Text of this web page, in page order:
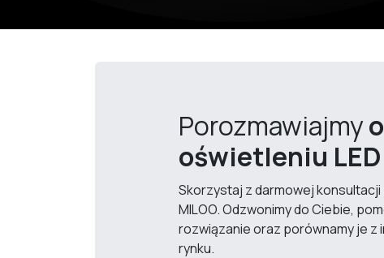
Porozmawiajmy
oświetleniu LED
Skorzystaj z darmowej
MILOO. Odzwonimy do Ciebie,
rozwiązanie oraz porównamy je z
rynku.